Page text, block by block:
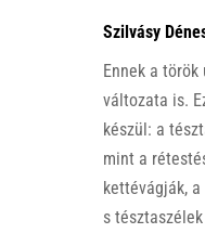
Szilvásy
Ennek a
változata is.
készül: a
mint a
kettévágják,
s